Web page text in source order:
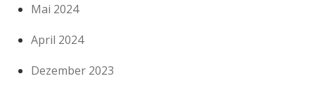
Mai 2024
April 2024
Dezember 2023